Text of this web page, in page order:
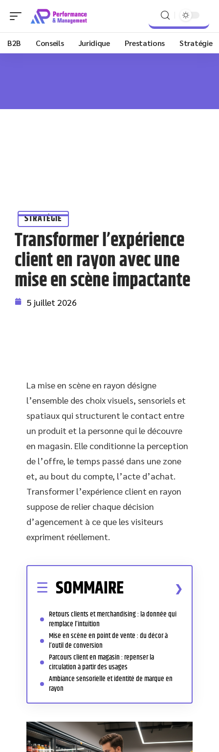
B2B Conseils Juridique Prestations Stratégie
STRATÉGIE
Transformer l’expérience
client en rayon avec une
mise en scène impactante
5 juillet 2026
La mise en scène en rayon désigne
l’ensemble des choix visuels, sensoriels et
spatiaux qui structurent le contact entre
un produit et la personne qui le découvre
en magasin. Elle conditionne la perception
de l’offre, le temps passé dans une zone
et, au bout du compte, l’acte d’achat.
Transformer l’expérience client en rayon
suppose de relier chaque décision
d’agencement à ce que les visiteurs
expriment réellement.
SOMMAIRE
Retours clients et merchandising : la donnée qui
remplace l’intuition
Mise en scène en point de vente : du décor à
l’outil de conversion
Parcours client en magasin : repenser la
circulation à partir des usages
Ambiance sensorielle et identité de marque en
rayon